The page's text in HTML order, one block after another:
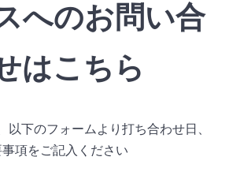
へのお問い合
はこちら
以下のフォームより打ち合わせ日、
事項をご記入ください